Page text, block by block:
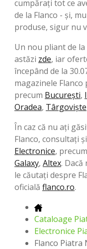
cumpărați tot ce
de la Flanco - și,
produse, sigur nu
Un nou pliant de
astăzi zde, iar
începând de la
magazinele
precum București,
Oradea, Târgoviște
În caz că nu ați
Flanco, consultați
Electronice, precum
Galaxy, Altex.
le căutați despre
oficială flanco.ro.
Cataloage
Electronice
Flanco Piatra